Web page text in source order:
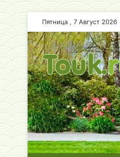
Пятница , 7 Август 2026